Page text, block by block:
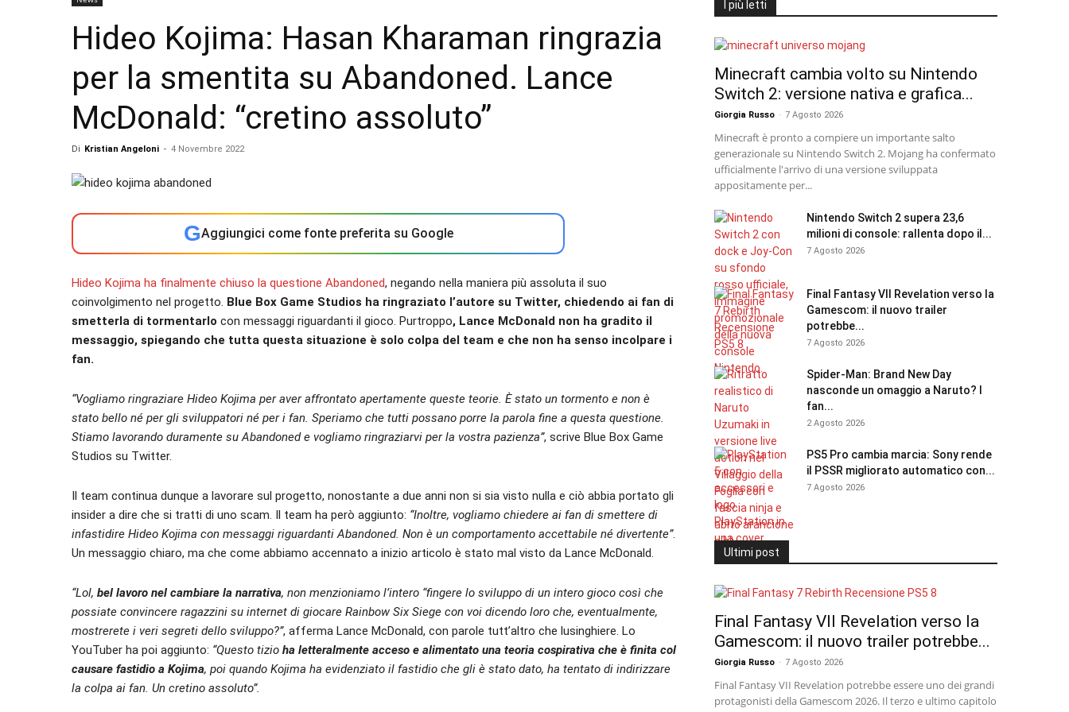
Hideo Kojima: Hasan Kharaman ringrazia
per la smentita su Abandoned. Lance
McDonald: “cretino assoluto”
Di Kristian Angeloni - 4 Novembre 2022
GAggiungici come fonte preferita su Google
Hideo Kojima ha finalmente chiuso la questione Abandoned, negando nella maniera più assoluta il suo
coinvolgimento nel progetto. Blue Box Game Studios ha ringraziato l’autore su Twitter, chiedendo ai fan di
smetterla di tormentarlo con messaggi riguardanti il gioco. Purtroppo, Lance McDonald non ha gradito il
messaggio, spiegando che tutta questa situazione è solo colpa del team e che non ha senso incolpare i
fan.
“Vogliamo ringraziare Hideo Kojima per aver affrontato apertamente queste teorie. È stato un tormento e non è
stato bello né per gli sviluppatori né per i fan. Speriamo che tutti possano porre la parola fine a questa questione.
Stiamo lavorando duramente su Abandoned e vogliamo ringraziarvi per la vostra pazienza”, scrive Blue Box Game
Studios su Twitter.
Il team continua dunque a lavorare sul progetto, nonostante a due anni non si sia visto nulla e ciò abbia portato gli
insider a dire che si tratti di uno scam. Il team ha però aggiunto: “Inoltre, vogliamo chiedere ai fan di smettere di
infastidire Hideo Kojima con messaggi riguardanti Abandoned. Non è un comportamento accettabile né divertente”.
Un messaggio chiaro, ma che come abbiamo accennato a inizio articolo è stato mal visto da Lance McDonald.
“Lol, bel lavoro nel cambiare la narrativa, non menzioniamo l’intero “fingere lo sviluppo di un intero gioco così che
possiate convincere ragazzini su internet di giocare Rainbow Six Siege con voi dicendo loro che, eventualmente,
mostrerete i veri segreti dello sviluppo?”, afferma Lance McDonald, con parole tutt’altro che lusinghiere. Lo
YouTuber ha poi aggiunto: “Questo tizio ha letteralmente acceso e alimentato una teoria cospirativa che è finita col
causare fastidio a Kojima, poi quando Kojima ha evidenziato il fastidio che gli è stato dato, ha tentato di indirizzare
la colpa ai fan. Un cretino assoluto”.
I più letti
Minecraft cambia volto su Nintendo
Switch 2: versione nativa e grafica...
Giorgia Russo - 7 Agosto 2026
Minecraft è pronto a compiere un importante salto
generazionale su Nintendo Switch 2. Mojang ha confermato
ufficialmente l'arrivo di una versione sviluppata
appositamente per...
Nintendo Switch 2 supera 23,6
milioni di console: rallenta dopo il...
7 Agosto 2026
Final Fantasy VII Revelation verso la
Gamescom: il nuovo trailer
potrebbe...
7 Agosto 2026
Spider-Man: Brand New Day
nasconde un omaggio a Naruto? I
fan...
2 Agosto 2026
PS5 Pro cambia marcia: Sony rende
il PSSR migliorato automatico con...
7 Agosto 2026
Ultimi post
Final Fantasy VII Revelation verso la
Gamescom: il nuovo trailer potrebbe...
Giorgia Russo - 7 Agosto 2026
Final Fantasy VII Revelation potrebbe essere uno dei grandi
protagonisti della Gamescom 2026. Il terzo e ultimo capitolo